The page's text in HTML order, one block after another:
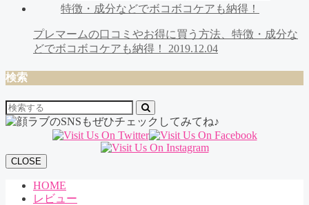
プレマームの口コミやお得に買う方法、特徴・成分な
どでボコボコケアも納得！ 2019.12.04
検索
CLOSE
HOME
レビュー